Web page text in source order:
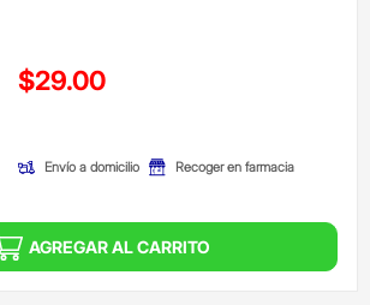
Precio reducido de
$29.00
Envío a domicilio Recoger en farmacia
AGREGAR AL CARRITO